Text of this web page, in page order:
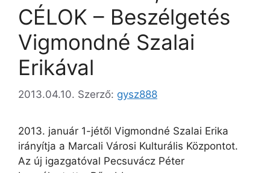
CÉLOK – Beszélgetés
Vigmondné Szalai
Erikával
2013.04.10. Szerző: gysz888
2013. január 1-jétől Vigmondné Szalai Erika
irányítja a Marcali Városi Kulturális Központot.
Az új igazgatóval Pecsuvácz Péter